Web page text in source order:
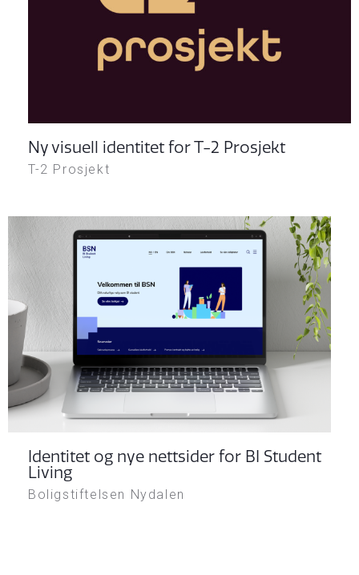
Ny visuell identitet for T-2 Prosjekt
T-2 Prosjekt
Identitet og nye nettsider for BI Student
Living
Boligstiftelsen Nydalen